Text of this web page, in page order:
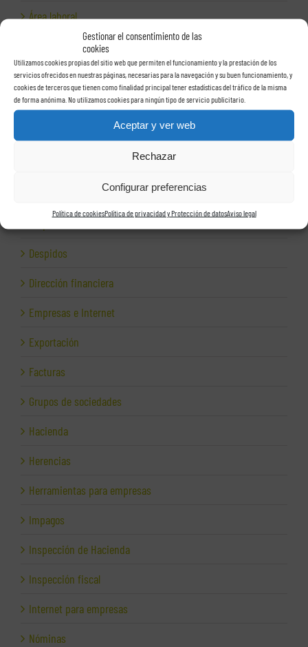
Gestionar el consentimiento de las
cookies
Utilizamos cookies propias del sitio web que permiten el funcionamiento y la prestación de los
servicios ofrecidos en nuestras páginas, necesarias para la navegación y su buen funcionamiento, y
cookies de terceros que tienen como finalidad principal tener estadísticas del tráfico de la misma
de forma anónima. No utilizamos cookies para ningún tipo de servicio publicitario.
Aceptar y ver web
Rechazar
Configurar preferencias
Política de cookiesPolítica de privacidad y Protección de datosAviso legal
Área laboral
Auditoría laboral
Auditorías
Autónomos
Conciliación laboral
Despidos
Dirección financiera
Empresas e Internet
Exportación
Facturas
Grupos de sociedades
Hacienda
Herencias
Herramientas para empresas
Impagos
Inspección de Hacienda
Inspección fiscal
Internet para empresas
Nóminas